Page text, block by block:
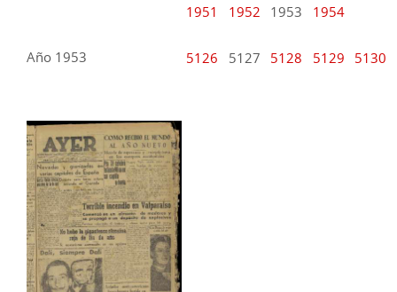
1951
1952 1953 1954
Año 1953 5126 5127 5128 5129 5130